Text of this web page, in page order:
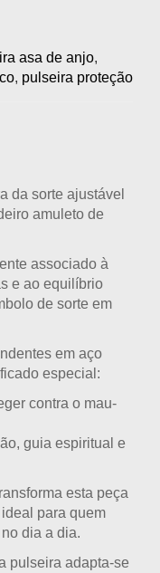
asa de anjo,
, pulseira proteção
da sorte ajustável
amuleto de
associado à
e ao equilíbrio
de sorte em
em aço
especial:
contra o mau-
guia espiritual e
esta peça
para quem
dia a dia.
pulseira adapta-se